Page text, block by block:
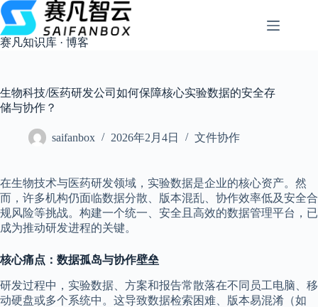
跳
过
内
容
赛凡知识库 · 博客
生物科技/医药研发公司如何保障核心实验数据的安全存
储与协作？
saifanbox 2026年2月4日 文件协作
在生物技术与医药研发领域，实验数据是企业的核心资产。然
而，许多机构仍面临数据分散、版本混乱、协作效率低及安全合
规风险等挑战。构建一个统一、安全且高效的数据管理平台，已
成为推动研发进程的关键。
核心痛点：数据孤岛与协作壁垒
研发过程中，实验数据、方案和报告常散落在不同员工电脑、移
动硬盘或多个系统中。这导致数据检索困难、版本易混淆（如